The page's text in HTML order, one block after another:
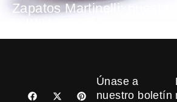
Zapatos Martinelli: nuestro
F
X
P
Únase a
nuestro boletín